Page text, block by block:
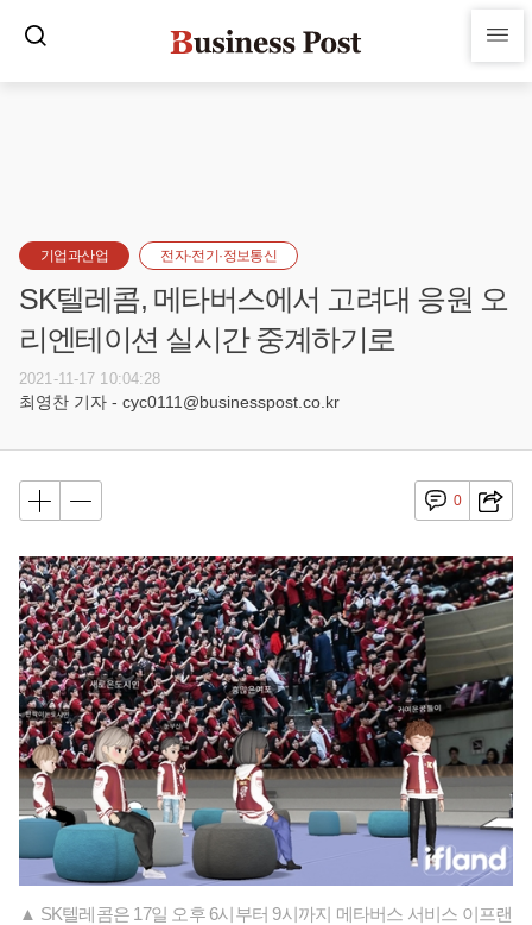
기업과산업 전자·전기·정보통신
SK텔레콤, 메타버스에서 고려대 응원 오
리엔테이션 실시간 중계하기로
2021-11-17 10:04:28
최영찬 기자 - cyc0111@businesspost.co.kr
0
▲ SK텔레콤은 17일 오후 6시부터 9시까지 메타버스 서비스 이프랜